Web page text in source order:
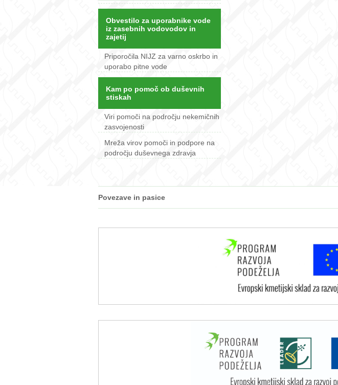
Obvestilo za uporabnike vode
iz zasebnih vodovodov in
zajetij
Priporočila NIJZ za varno oskrbo in
uporabo pitne vode
Kam po pomoč ob duševnih
stiskah
Viri pomoči na področju nekemičnih
zasvojenosti
Mreža virov pomoči in podpore na
področju duševnega zdravja
Povezave in pasice